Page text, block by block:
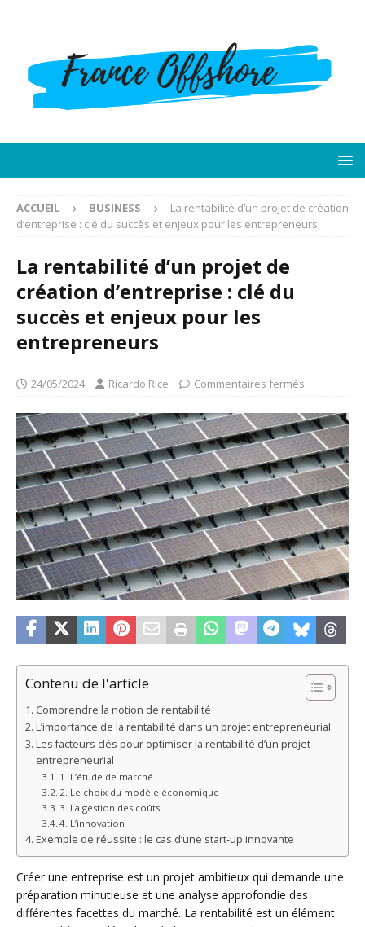
ACCUEIL BUSINESS
La rentabilité d’un projet de création
d’entreprise : clé du succès et enjeux pour les entrepreneurs
La rentabilité d’un projet de
création d’entreprise : clé du
succès et enjeux pour les
entrepreneurs
24/05/2024 Ricardo Rice Commentaires fermés
Contenu de l'article
Comprendre la notion de rentabilité
L’importance de la rentabilité dans un projet entrepreneurial
Les facteurs clés pour optimiser la rentabilité d’un projet
entrepreneurial
1. L’étude de marché
2. Le choix du modèle économique
3. La gestion des coûts
4. L’innovation
Exemple de réussite : le cas d’une start-up innovante
Créer une entreprise est un projet ambitieux qui demande une
préparation minutieuse et une analyse approfondie des
différentes facettes du marché. La rentabilité est un élément